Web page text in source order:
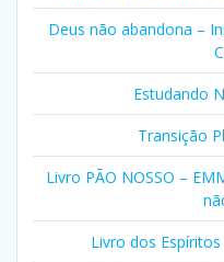
Deus não abandona –
Estudando
Transição
Livro PÃO NOSSO –
Livro dos